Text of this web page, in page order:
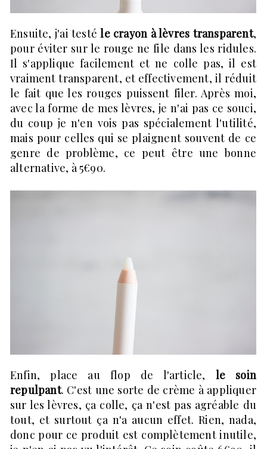
Ensuite, j'ai testéle crayon à lèvres transparent,
pour éviter sur le rouge ne file dans les ridules.
Il s'applique facilement et ne colle pas, il est
vraiment transparent, et effectivement, il réduit
le fait que les rouges puissent filer. Après moi,
avec la forme de mes lèvres, je n'ai pas ce souci,
du coup je n'en vois pas spécialement l'utilité,
mais pour celles qui se plaignent souvent de ce
genre de problème, ce peut être une bonne
alternative, à 5€90.
Enfin, place au flop de l'article, le soin
repulpant. C'est une sorte de crème à appliquer
sur les lèvres, ça colle, ça n'est pas agréable du
tout, et surtout ça n'a aucun effet. Rien, nada,
donc pour ce produit est complètement inutile,